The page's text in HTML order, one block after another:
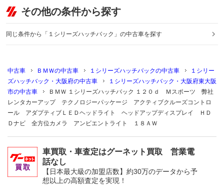
その他の条件から探す
同じ条件から「１シリーズハッチバック」の中古車を探す
中古車 ＢＭＷの中古車 １シリーズハッチバックの中古車
１シリー
ズハッチバック・大阪府の中古車
１シリーズハッチバック・大阪府東大阪
市の中古車
ＢＭＷ １シリーズハッチバック １２０ｄ Ｍスポーツ 弊社
レンタカーアップ テクノロジーパッケージ アクティブクルーズコントロ
ール アダプティブＬＥＤヘッドライト ヘッドアップディスプレイ ＨＤ
Ｄナビ 全方位カメラ アンビエントライト １８ＡＷ
車買取・車査定はグーネット買取 営業電
話なし
【日本最大級の加盟店数】約30万のデータから予
想以上の高額査定を実現！